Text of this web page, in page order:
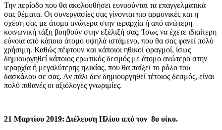
Την περίοδο που θα ακολουθήσει ευνοούνται τα επαγγελματικά
σας θέματα. Οι συνεργασίες σας γίνονται πιο αρμονικές και η
σχέση σας με άτομα ανώτερα στην ιεραρχία ή από ανώτερη
κοινωνική τάξη βοηθούν στην εξέλιξή σας. Ίσως να έχετε ιδιαίτερη
εύνοια από κάποιο άτομο υψηλά ιστάμενο, που θα σας φανεί πολύ
χρήσιμη. Καθώς πέφτουν και κάποιοι ηθικοί φραγμοί, ίσως
δημιουργηθεί κάποιος ερωτικός δεσμός με άτομο ανώτερο στην
ιεραρχία ή μεγαλύτερης ηλικίας, που θα παίξει το ρόλο του
δασκάλου σε σας. Αν πάλι δεν δημιουργηθεί τέτοιος δεσμός, είναι
πολύ πιθανές οι αξιόλογες γνωριμίες.
21 Μαρτίου 2019: Διέλευση Ηλίου από τον 8ο οίκο.